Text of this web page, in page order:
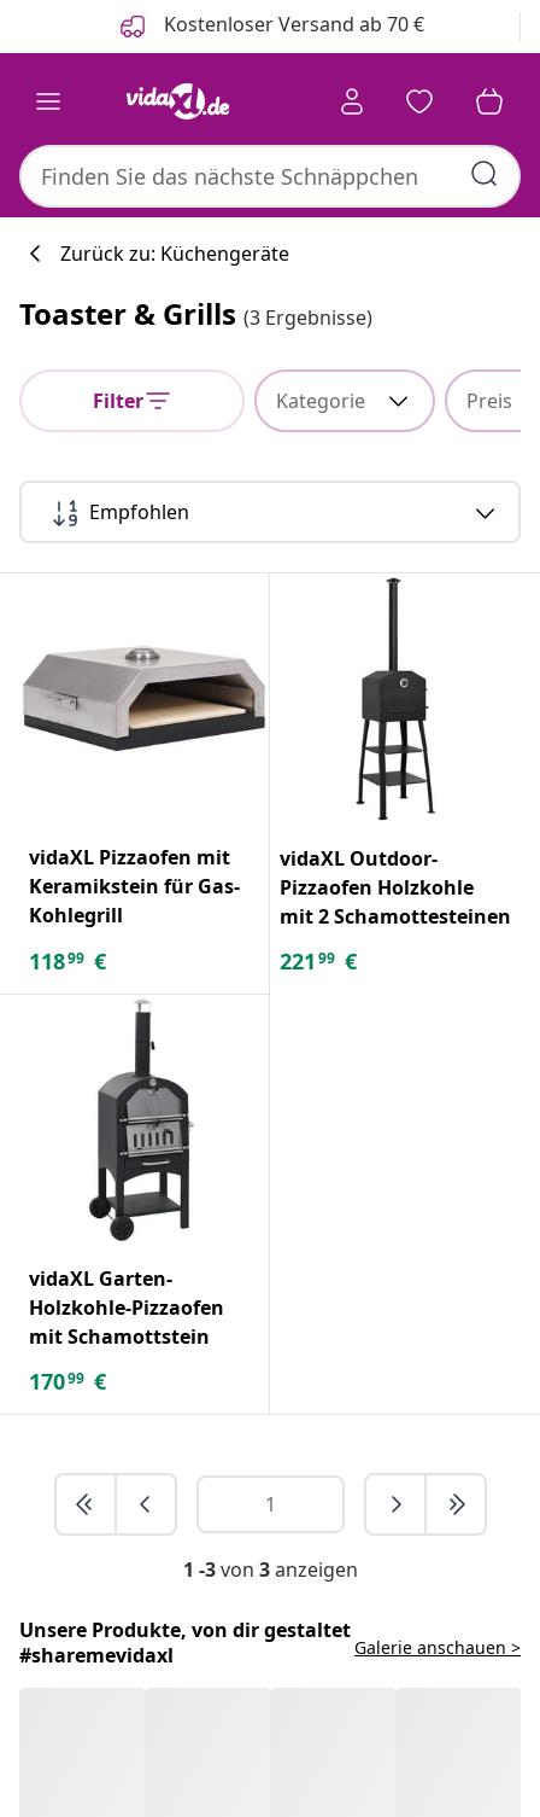
Kostenloser Versand ab 70 €
Zurück zu: Küchengeräte
Toaster & Grills (3 Ergebnisse)
Filter Kategorie Preis
Empfohlen
vidaXL Pizzaofen mit
Keramikstein für Gas-
Kohlegrill
11899 €
vidaXL Outdoor-
Pizzaofen Holzkohle
mit 2 Schamottesteinen
221 99 €
vidaXL Garten-
Holzkohle-Pizzaofen
mit Schamottstein
17099 €
1 -3von 3anzeigen
Unsere Produkte, von dir gestaltet
#sharemevidaxl
Galerie anschauen >